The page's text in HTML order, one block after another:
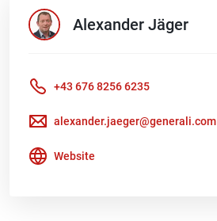
Alexander Jäger
+43 676 8256 6235
alexander.jaeger@generali.com
Website